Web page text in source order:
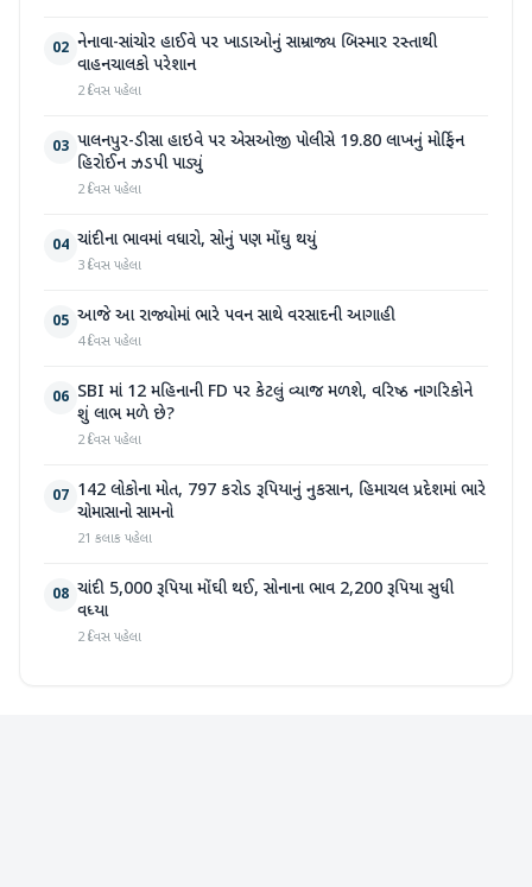
02 નેનાવા-સાંચોર હાઈવે પર ખાડાઓનું સામ્રાજ્ય બિસ્માર રસ્તાથી
વાહનચાલકો પરેશાન
2 દિવસ પહેલા
03 પાલનપુર-ડીસા હાઇવે પર એસઓજી પોલીસે 19.80 લાખનું મોર્ફિન
હિરોઈન ઝડપી પાડ્યું
2 દિવસ પહેલા
04 ચાંદીના ભાવમાં વધારો, સોનું પણ મોંઘુ થયું
3 દિવસ પહેલા
05 આજે આ રાજ્યોમાં ભારે પવન સાથે વરસાદની આગાહી
4 દિવસ પહેલા
06 SBI માં 12 મહિનાની FD પર કેટલું વ્યાજ મળશે, વરિષ્ઠ નાગરિકોને
શું લાભ મળે છે?
2 દિવસ પહેલા
07 142 લોકોના મોત, 797 કરોડ રૂપિયાનું નુકસાન, હિમાચલ પ્રદેશમાં ભારે
ચોમાસાનો સામનો
21 કલાક પહેલા
08 ચાંદી 5,000 રૂપિયા મોંઘી થઈ, સોનાના ભાવ 2,200 રૂપિયા સુધી
વધ્યા
2 દિવસ પહેલા